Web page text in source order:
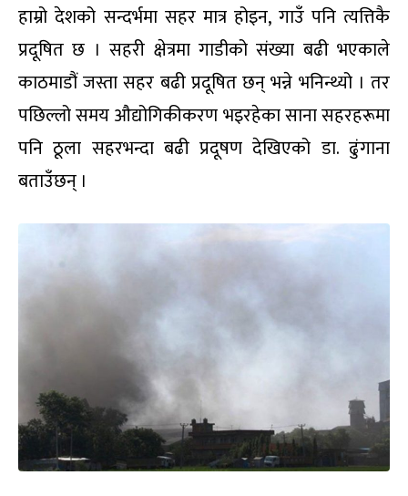
हाम्रो देशको सन्दर्भमा सहर मात्र होइन, गाउँ पनि त्यत्तिकै
प्रदूषित छ । सहरी क्षेत्रमा गाडीको संख्या बढी भएकाले
काठमाडौं जस्ता सहर बढी प्रदूषित छन् भन्ने भनिन्थ्यो । तर
पछिल्लो समय औद्योगिकीकरण भइरहेका साना सहरहरूमा
पनि ठूला सहरभन्दा बढी प्रदूषण देखिएको डा. ढुंगाना
बताउँछन् ।